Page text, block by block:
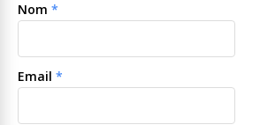
Nom *
Email *